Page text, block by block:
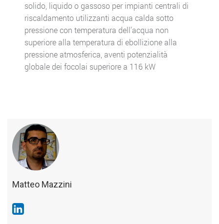
solido, liquido o gassoso per impianti centrali di
riscaldamento utilizzanti acqua calda sotto
pressione con temperatura dell’acqua non
superiore alla temperatura di ebollizione alla
pressione atmosferica, aventi potenzialità
globale dei focolai superiore a 116 kW
Matteo Mazzini